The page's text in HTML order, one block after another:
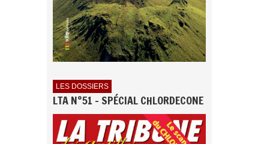
LES DOSSIERS
LTA N°51 - SPÉCIAL CHLORDECONE